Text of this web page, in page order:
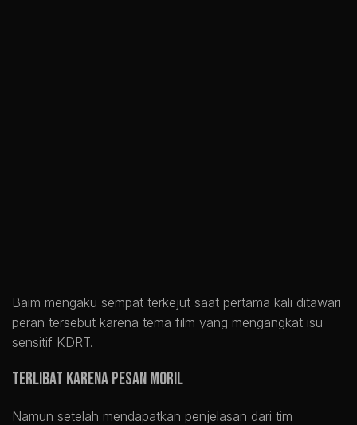
Baim mengaku sempat terkejut saat pertama kali ditawari
peran tersebut karena tema film yang mengangkat isu
sensitif KDRT.
Terlibat Karena Pesan Moril
Namun setelah mendapatkan penjelasan dari tim